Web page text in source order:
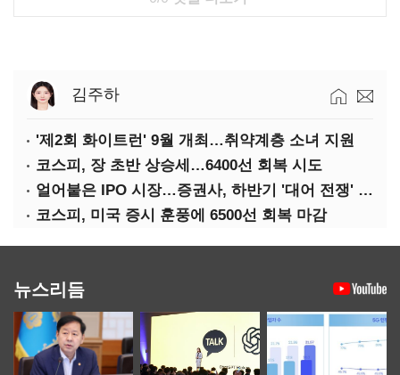
김주하
'제2회 화이트런' 9월 개최…취약계층 소녀 지원
코스피, 장 초반 상승세…6400선 회복 시도
얼어붙은 IPO 시장…증권사, 하반기 '대어 전쟁' 기대
코스피, 미국 증시 훈풍에 6500선 회복 마감
뉴스리듬